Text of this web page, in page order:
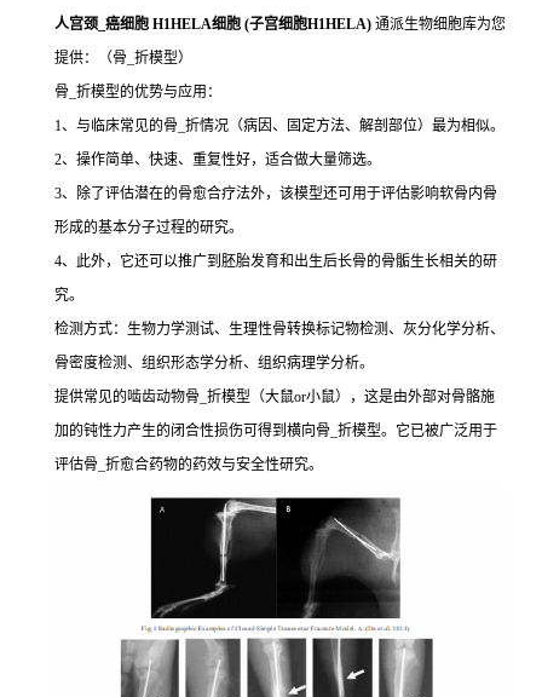
人宫颈_癌细胞 H1HELA细胞 (子宫细胞H1HELA) 通派生物细胞库为您
提供：（骨_折模型）
骨_折模型的优势与应用：
1、与临床常见的骨_折情况（病因、固定方法、解剖部位）最为相似。
2、操作简单、快速、重复性好，适合做大量筛选。
3、除了评估潜在的骨愈合疗法外，该模型还可用于评估影响软骨内骨
形成的基本分子过程的研究。
4、此外，它还可以推广到胚胎发育和出生后长骨的骨骺生长相关的研
究。
检测方式：生物力学测试、生理性骨转换标记物检测、灰分化学分析、
骨密度检测、组织形态学分析、组织病理学分析。
提供常见的啮齿动物骨_折模型（大鼠or小鼠），这是由外部对骨骼施
加的钝性力产生的闭合性损伤可得到横向骨_折模型。它已被广泛用于
评估骨_折愈合药物的药效与安全性研究。